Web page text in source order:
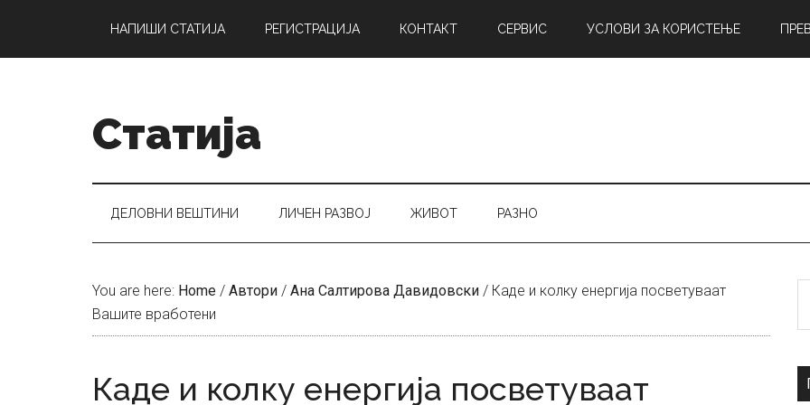
main
secondary
primary
НАПИШИ СТАТИЈА РЕГИСТРАЦИЈА КОНТАКТ СЕРВИС УСЛОВИ ЗА КОРИСТЕЊЕ
Статија
ДЕЛОВНИ ВЕШТИНИ ЛИЧЕН РАЗВОЈ ЖИВОТ РАЗНО
You are here: Home / Автори / Ана Салтирова Давидовски / Каде и колку енергија посветуваат
Вашите вработени
Каде и колку енергија посветуваат